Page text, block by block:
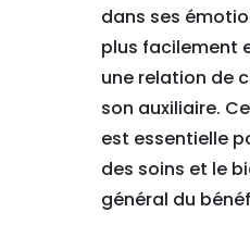
dans ses
plus facilement
une relation de
son auxiliaire.
est essentielle
des soins et le
général du